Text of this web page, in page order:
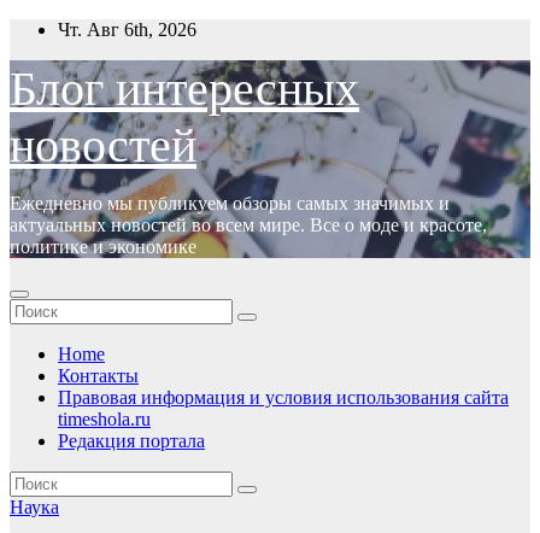
Перейти
содержимому
Чт. Авг 6th, 2026
Блог интересных
новостей
Ежедневно мы публикуем обзоры самых значимых и
актуальных новостей во всем мире. Все о моде и красоте,
политике и экономике
Home
Контакты
Правовая информация и условия использования сайта
timeshola.ru
Редакция портала
Наука